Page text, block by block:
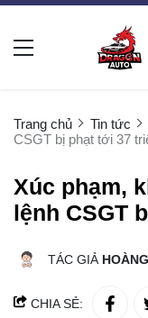
Trang chủ Tin tức
CSGT bị phạt tới 37
Xúc phạm,
lệnh CSGT
TÁC GIẢ
CHIA SẺ: